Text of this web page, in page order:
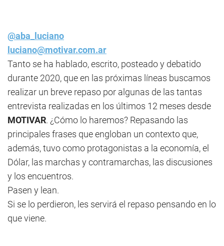
@aba_luciano
luciano@motivar.com.ar
Tanto se ha hablado, escrito, posteado y debatido
durante 2020, que en las próximas líneas buscamos
realizar un breve repaso por algunas de las tantas
entrevista realizadas en los últimos 12 meses desde
MOTIVAR. ¿Cómo lo haremos? Repasando las
principales frases que engloban un contexto que,
además, tuvo como protagonistas a la economía, el
Dólar, las marchas y contramarchas, las discusiones
y los encuentros.
Pasen y lean.
Si se lo perdieron, les servirá el repaso pensando en lo
que viene.